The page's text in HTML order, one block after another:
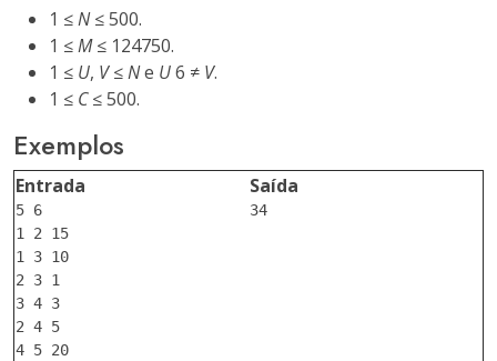
1 ≤N≤ 500.
1 ≤M≤ 124750.
1 ≤ U, V≤Ne U6 ≠ V.
1 ≤ C≤ 500.
Exemplos
Entrada
5 6
1 2 15
1 3 10
2 3 1
3 4 3
2 4 5
4 5 20
Saída
34